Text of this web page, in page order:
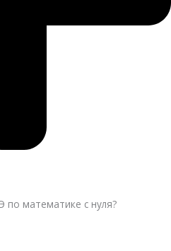
по математике с нуля?